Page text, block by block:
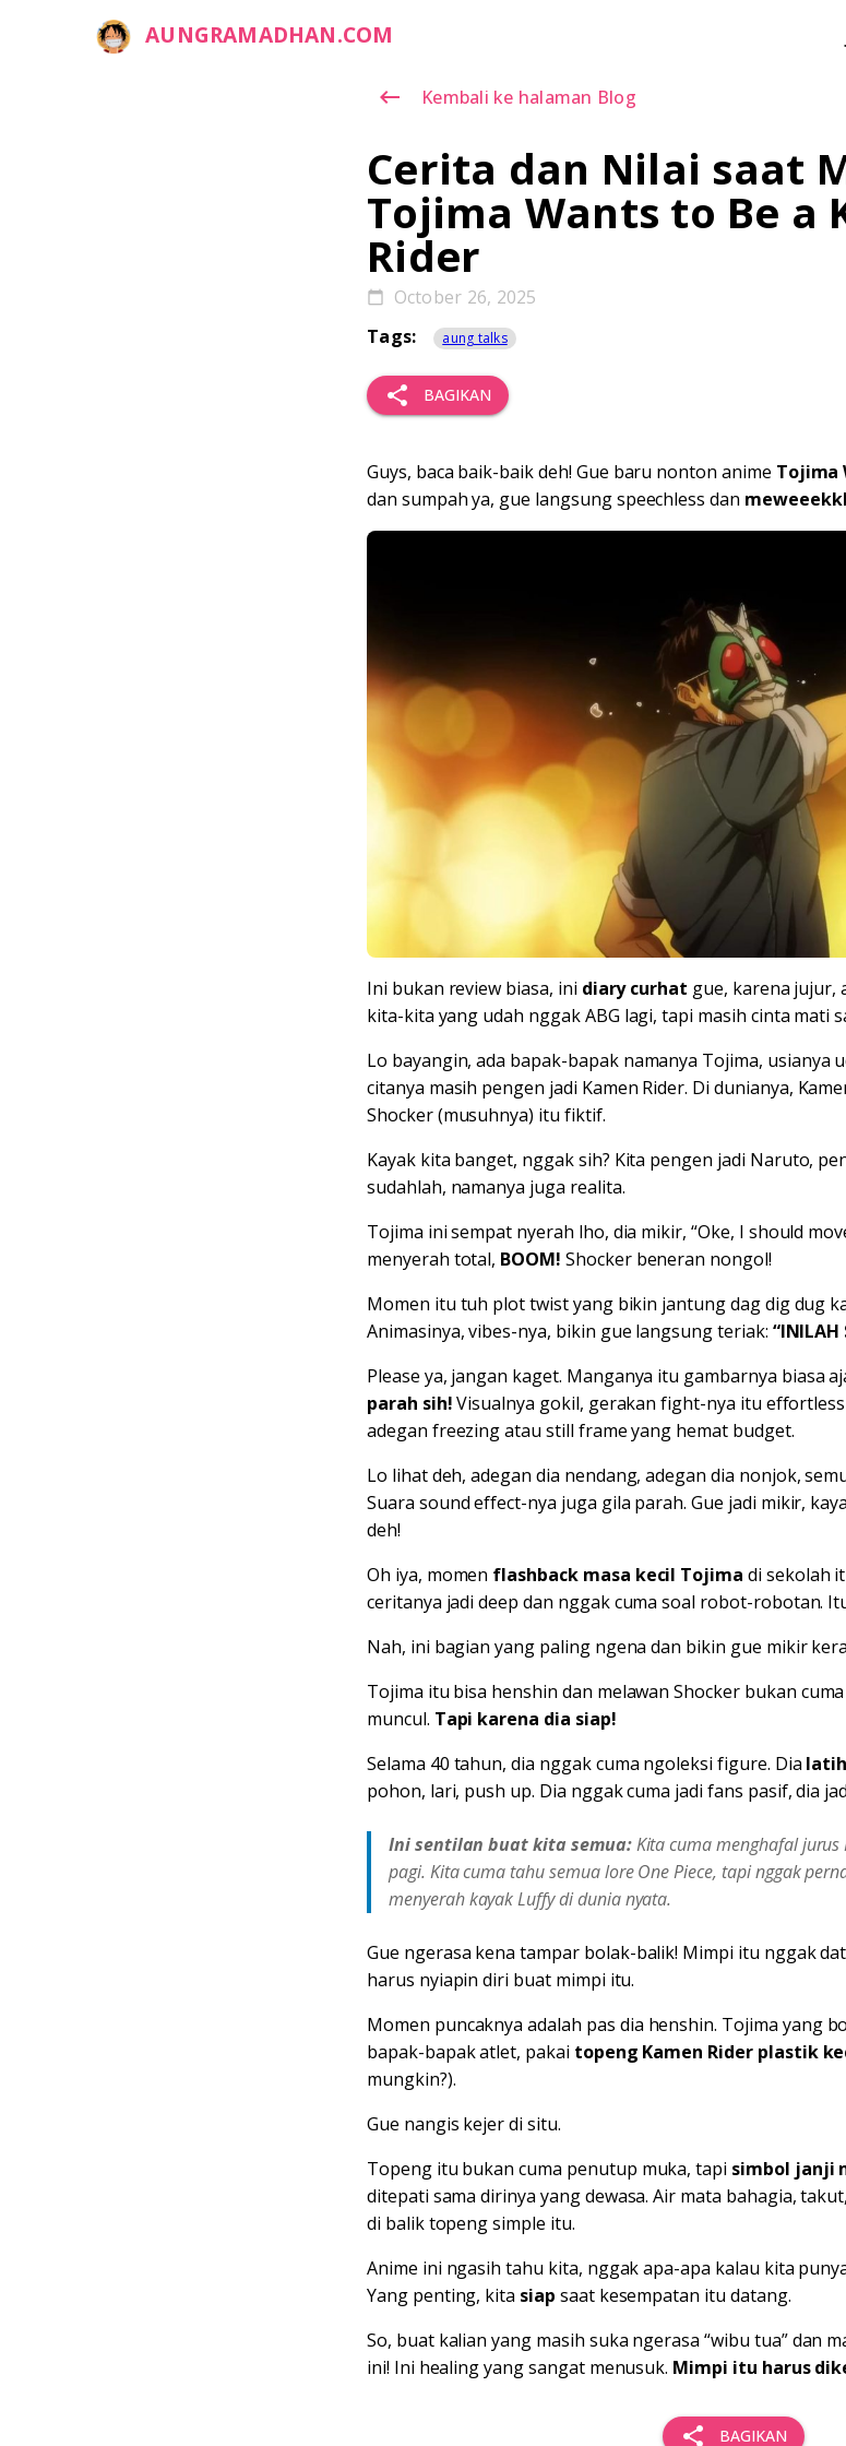
AUNGRAMADHAN.COM
keyboard_backspace Kembali ke halaman Blog
Cerita dan Nilai saat
Tojima Wants to Be a
Rider
calendar_today
October 26, 2025
Tags:
aung talks
share BAGIKAN
Guys, baca baik-baik deh! Gue baru nonton anime Tojima
dan sumpah ya, gue langsung speechless dan
Ini bukan review biasa, ini diary curhat gue, karena jujur,
kita-kita yang udah nggak ABG lagi, tapi masih cinta mati
Lo bayangin, ada bapak-bapak namanya Tojima, usianya
citanya masih pengen jadi Kamen Rider. Di dunianya,
Shocker (musuhnya) itu fiktif.
Kayak kita banget, nggak sih? Kita pengen jadi Naruto,
sudahlah, namanya juga realita.
Tojima ini sempat nyerah lho, dia mikir, “Oke, I should
menyerah total, BOOM! Shocker beneran nongol!
Momen itu tuh plot twist yang bikin jantung dag dig dug
Animasinya, vibes-nya, bikin gue langsung teriak: “INILAH
Please ya, jangan kaget. Manganya itu gambarnya biasa
parah sih!Visualnya gokil, gerakan fight-nya itu
adegan freezing atau still frame yang hemat budget.
Lo lihat deh, adegan dia nendang, adegan dia nonjok,
Suara sound effect-nya juga gila parah. Gue jadi mikir,
deh!
Oh iya, momen flashback masa kecil Tojima di sekolah
ceritanya jadi deep dan nggak cuma soal robot-robotan.
Nah, ini bagian yang paling ngena dan bikin gue mikir
Tojima itu bisa henshin dan melawan Shocker bukan
muncul. Tapi karena dia siap!
Selama 40 tahun, dia nggak cuma ngoleksi figure. Dia
pohon, lari, push up. Dia nggak cuma jadi fans pasif, dia
Ini sentilan buat kita semua:Kita cuma menghafal
pagi. Kita cuma tahu semua lore One Piece, tapi nggak
menyerah kayak Luffy di dunia nyata.
Gue ngerasa kena tampar bolak-balik! Mimpi itu nggak
harus nyiapin diri buat mimpi itu.
Momen puncaknya adalah pas dia henshin. Tojima yang
bapak-bapak atlet, pakai topeng Kamen Rider plastik
mungkin?).
Gue nangis kejer di situ.
Topeng itu bukan cuma penutup muka, tapi simbol janji
ditepati sama dirinya yang dewasa. Air mata bahagia,
di balik topeng simple itu.
Anime ini ngasih tahu kita, nggak apa-apa kalau kita
Yang penting, kita siap saat kesempatan itu datang.
So, buat kalian yang masih suka ngerasa “wibu tua” dan
ini! Ini healing yang sangat menusuk. Mimpi itu harus
share BAGIKAN